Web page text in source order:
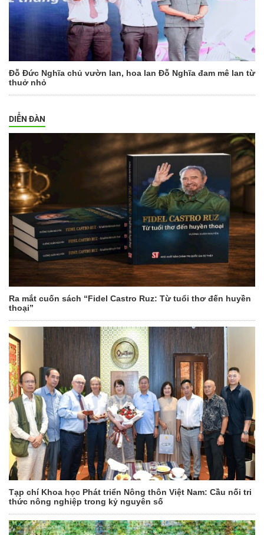
Đỗ Đức Nghĩa chủ vườn lan, hoa lan Đỗ Nghĩa đam mê lan từ
thuở nhỏ
DIỄN ĐÀN
Ra mắt cuốn sách “Fidel Castro Ruz: Từ tuổi thơ đến huyền
thoại”
Tạp chí Khoa học Phát triển Nông thôn Việt Nam: Cầu nối tri
thức nông nghiệp trong kỷ nguyên số